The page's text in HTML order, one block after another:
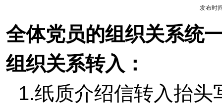
发布时
全体党员的组织关系统
组织关系转入：
1.纸质介绍信转入抬头